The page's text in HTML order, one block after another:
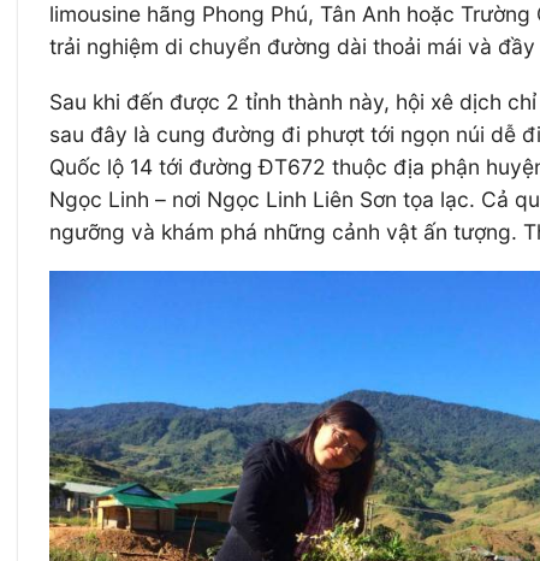
limousine hãng Phong Phú, Tân Anh hoặc
trải nghiệm di chuyển đường dài thoải mái và
Sau khi đến được 2 tỉnh thành này, hội xê dịch
sau đây là cung đường đi phượt tới ngọn núi dễ
Quốc lộ 14 tới đường ĐT672 thuộc địa phận
Ngọc Linh – nơi Ngọc Linh Liên Sơn tọa lạc. Cả
ngưỡng và khám phá những cảnh vật ấn tượng.